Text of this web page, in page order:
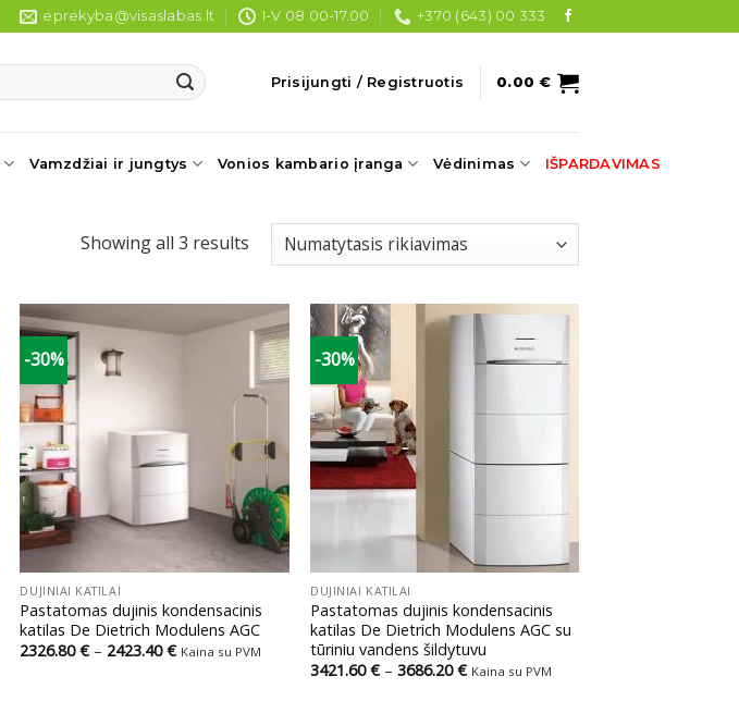
eprekyba@visaslabas.lt I-V 08.00-17.00 +370 (643) 00 333
Prisijungti / Registruotis 0.00€
Vamzdžiai ir jungtys Vonios kambario įranga Vėdinimas IŠPARDAVIMAS
Showing all 3 results
-30%
+
DUJINIAI KATILAI
Pastatomas dujinis kondensacinis
katilas De Dietrich Modulens AGC
2326.80€ – 2423.40€Price
Kaina su PVM
-30%
DUJINIAI KATILAI
Pastatomas dujinis kondensacinis
katilas De Dietrich Modulens AGC su
tūriniu vandens šildytuvu
3421.60€ – 3686.20€Price
Kaina su PVM